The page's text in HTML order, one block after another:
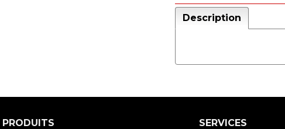
Description
PRODUITS
SERVICES